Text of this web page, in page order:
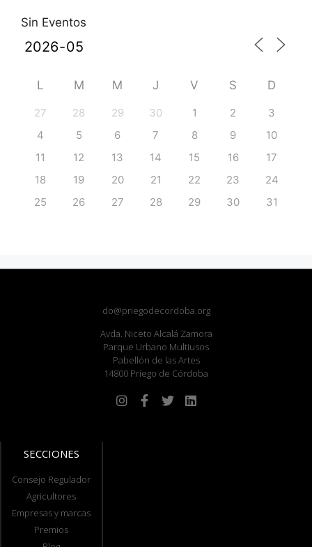
Sin Eventos
L M M J V S D
27 28 29 30 1 2
3
4
5 6 7 8 9
10
11
12 13 14 15 16
17
18
19 20 21 22 23
24
25
26 27 28 29 30 31
do@priegodecordoba.org
Avda. Niceto Alcalá Zamora
Parque Urbano Multiusos
Pabellón de las Artes
14800 Priego de Córdoba
SECCIONES
Consejo Regulador
Agricultores
Empresas y marcas
Premios